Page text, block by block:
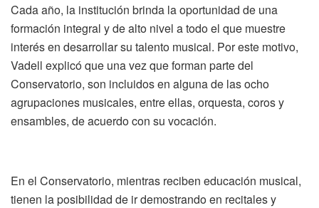
Cada año, la institución brinda la oportunidad de una
formación integral y de alto nivel a todo el que muestre
interés en desarrollar su talento musical. Por este motivo,
Vadell explicó que una vez que forman parte del
Conservatorio, son incluidos en alguna de las ocho
agrupaciones musicales, entre ellas, orquesta, coros y
ensambles, de acuerdo con su vocación.
En el Conservatorio, mientras reciben educación musical,
tienen la posibilidad de ir demostrando en recitales y